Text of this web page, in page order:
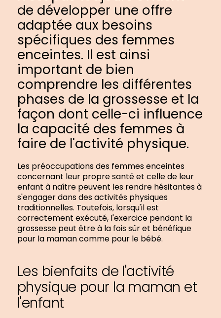
de développer une offre
adaptée aux besoins
spécifiques des femmes
enceintes. Il est ainsi
important de bien
comprendre les différentes
phases de la grossesse et la
façon dont celle-ci influence
la capacité des femmes à
faire de l'activité physique.
Les préoccupations des femmes enceintes
concernant leur propre santé et celle de leur
enfant à naître peuvent les rendre hésitantes à
s'engager dans des activités physiques
traditionnelles. Toutefois, lorsqu'il est
correctement exécuté, l'exercice pendant la
grossesse peut être à la fois sûr et bénéfique
pour la maman comme pour le bébé.
Les bienfaits de l'activité
physique pour la maman et
l'enfant